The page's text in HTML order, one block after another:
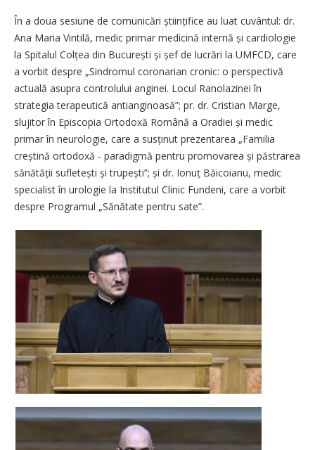
În a doua sesiune de comunicări științifice au luat cuvântul: dr.
Ana Maria Vintilă, medic primar medicină internă și cardiologie
la Spitalul Colțea din București și șef de lucrări la UMFCD, care
a vorbit despre „Sindromul coronarian cronic: o perspectivă
actuală asupra controlului anginei. Locul Ranolazinei în
strategia terapeutică antianginoasă”; pr. dr. Cristian Marge,
slujitor în Episcopia Ortodoxă Română a Oradiei și medic
primar în neurologie, care a susținut prezentarea „Familia
creștină ortodoxă - paradigmă pentru promovarea și păstrarea
sănă­tății sufletești și trupești”; și dr. Ionuț Băicoianu, medic
specialist în urologie la Institutul Clinic Fundeni, care a vorbit
despre Programul „Sănătate pentru sate”.